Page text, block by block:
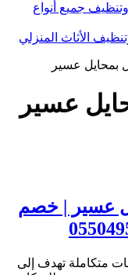
جميع أنواع
الأثاث المنزلي
بمحايل عسير
عسير
عسير | خصم
متكاملة تهدف إلى